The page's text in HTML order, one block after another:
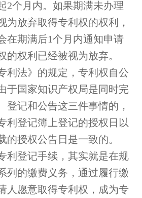
2个月内。如果期满未办理
为放弃取得专利权的权利，
在期满后1个月内通知申请
的权利已经被视为放弃。
法》的规定，专利权自公
于国家知识产权局是同时完
登记和公告这三件事情的，
利登记簿上登记的授权日以
的授权公告日是一致的。
登记手续，其实就是在规
列的缴费义务，通过履行缴
人愿意取得专利权，成为专